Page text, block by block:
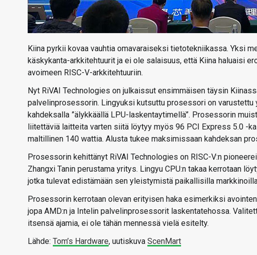
Kiina pyrkii kovaa vauhtia omavaraiseksi tietotekniikassa. Yksi
käskykanta-arkkitehtuurit ja ei ole salaisuus, että Kiina haluaisi
avoimeen RISC-V-arkkitehtuuriin.
Nyt RiVAI Technologies on julkaissut ensimmäisen täysin
palvelinprosessorin. Lingyuksi kutsuttu prosessori on
kahdeksalla ”älykkäällä LPU-laskentaytimellä”. Prosessorin
liitettäviä laitteita varten siitä löytyy myös 96 PCI Express 5.0 -
maltillinen 140 wattia. Alusta tukee maksimissaan kahdeksan
Prosessorin kehittänyt RiVAI Technologies on RISC-V:n
Zhangxi Tanin perustama yritys. Lingyu CPU:n takaa kerrotaan
jotka tulevat edistämään sen yleistymistä paikallisilla
Prosessorin kerrotaan olevan erityisen haka esimerkiksi
jopa AMD:n ja Intelin palvelinprosessorit laskentatehossa.
itsensä ajamia, ei ole tähän mennessä vielä esitelty.
Lähde: Tom’s Hardware, uutiskuva ScenMart